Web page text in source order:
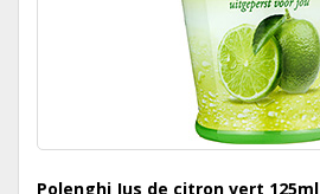
Polenghi Jus de citron vert 125ml